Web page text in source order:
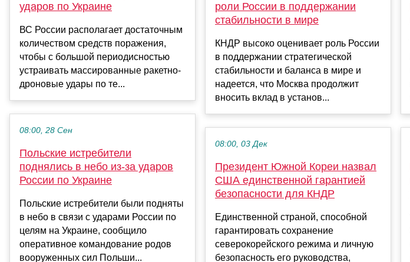
ударов по Украине
ВС России располагает достаточным
количеством средств поражения,
чтобы с большой периодисностью
устраивать массированные ракетно-
дроновые удары по те...
08:00, 28 Сен
Польские истребители
поднялись в небо из-за ударов
России по Украине
Польские истребители были подняты
в небо в связи с ударами России по
целям на Украине, сообщило
оперативное командование родов
вооруженных сил Польши...
роли России в поддержании
стабильности в мире
КНДР высоко оценивает роль России
в поддержании стратегической
стабильности и баланса в мире и
надеется, что Москва продолжит
вносить вклад в установ...
08:00, 03 Дек
Президент Южной Кореи назвал
США единственной гарантией
безопасности для КНДР
Единственной страной, способной
гарантировать сохранение
северокорейского режима и личную
безопасность его руководства,